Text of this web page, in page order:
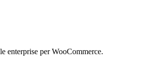
per WooCommerce.